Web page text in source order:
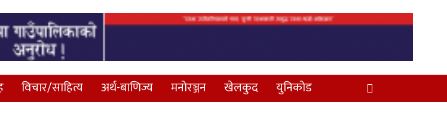
विचार/साहित्य अर्थ-बाणिज्य मनोरञ्जन खेलकुद युनिकोड